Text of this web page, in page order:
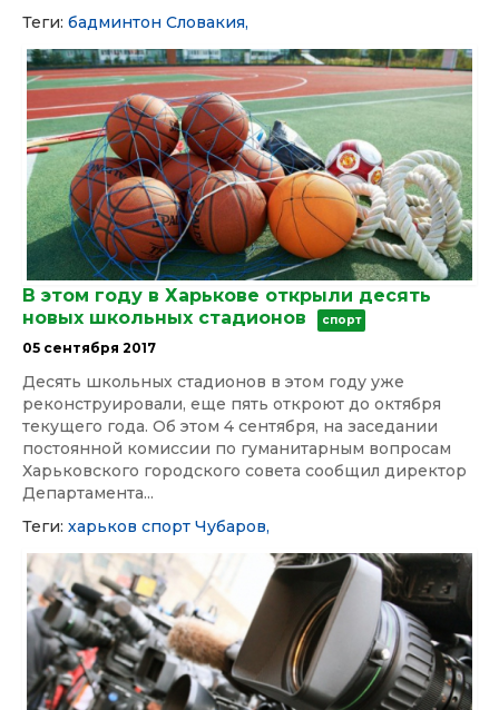
Теги: бадминтон Словакия,
В этом году в Харькове открыли десять
новых школьных стадионов
спорт
05 сентября 2017
Десять школьных стадионов в этом году уже
реконструировали, еще пять откроют до октября
текущего года. Об этом 4 сентября, на заседании
постоянной комиссии по гуманитарным вопросам
Харьковского городского совета сообщил директор
Департамента...
Теги: харьков спорт Чубаров,